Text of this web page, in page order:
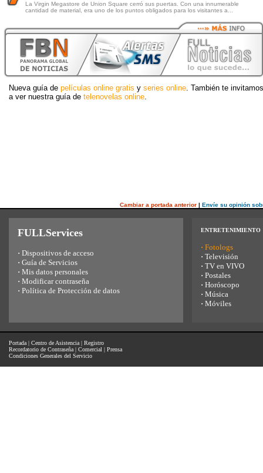
La Virgin Megastore de Union Square cerró sus puertas. Con una innumerable
cantidad de material, era uno de los puntos obligados para los visitantes a...
Nueva guía de películas online gratis y series online. También te invitamos
a ver nuestra guía de telenovelas online.
Cambiar a portada anterior| Envíe su opinión
FULLServices
· Dispositivos de acceso
· Guía de Servicios
· Mis datos personales
· Modificar contraseña
· Política de Protección de datos
ENTRETENIMIENTO
· Fotologs
· Televisión
· TV en VIVO
· Postales
· Horóscopo
· Música
· Móviles
Portada | Centro de Asistencia | Registro
Recordatorio de Contraseña | Comercial | Prensa
Condiciones Generales del Servicio